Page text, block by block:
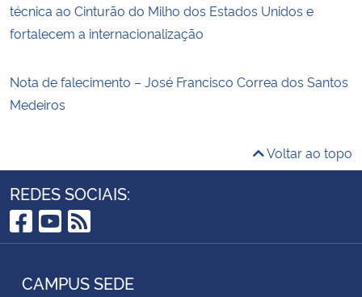
técnica ao Cinturão do Milho dos Estados Unidos e
fortalecem a internacionalização
Nota de falecimento – José Francisco Correa dos Santos
Medeiros
Voltar ao topo
REDES SOCIAIS:
Facebook
YouTube
RSS
CAMPUS SEDE